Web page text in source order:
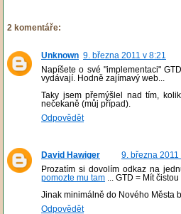
2 komentáře:
Unknown 9. března 2011 v 8:21
Napíšete o své "implementaci"
vydávají. Hodně zajímavý web...
Taky jsem přemýšlel nad tím,
nečekaně (můj případ).
Odpovědět
David Hawiger
9. března 2011
Prozatím si dovolím odkaz na
pomozte mu tam ... GTD = Mít čistou
Jinak minimálně do Nového Města
Odpovědět